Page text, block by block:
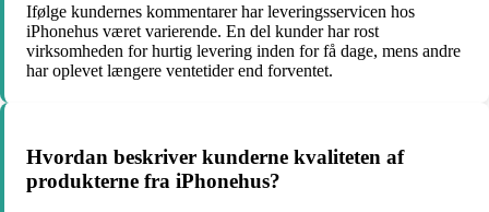
Ifølge kundernes kommentarer har leveringsservicen hos
iPhonehus været varierende. En del kunder har rost
virksomheden for hurtig levering inden for få dage, mens andre
har oplevet længere ventetider end forventet.
Hvordan beskriver kunderne kvaliteten af
produkterne fra iPhonehus?